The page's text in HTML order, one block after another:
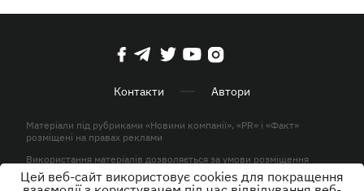
Контакти Автори
Матеріали під рубриками «Новини компанії», «PR» і «Факт»
розміщені на правах реклами
Використання матеріалів дозволяється за умови розміщення
активного гіперпосилання на KP.UA в першому абзаці.
Цей веб-сайт використовує cookies для покращення